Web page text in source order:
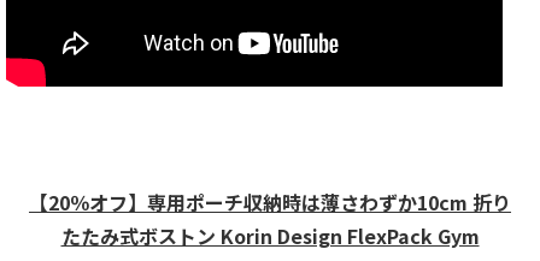
【20％オフ】専用ポーチ収納時は薄さわずか10cm 折り
たたみ式ボストン Korin Design FlexPack Gym